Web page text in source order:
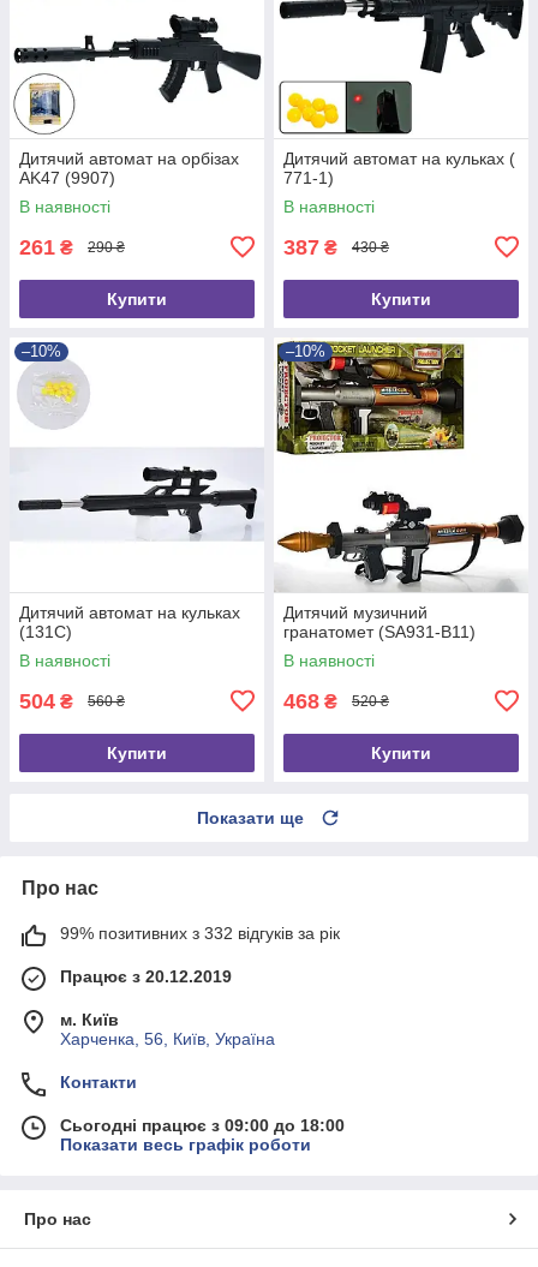
Дитячий автомат на орбізах
AK47 (9907)
В наявності
261 ₴ 290 ₴
Купити
Дитячий автомат на кульках (
771-1)
В наявності
387 ₴ 430 ₴
Купити
–10%
Дитячий автомат на кульках
(131C)
В наявності
504 ₴ 560 ₴
Купити
–10%
Дитячий музичний
гранатомет (SA931-B11)
В наявності
468 ₴ 520 ₴
Купити
Показати ще
Про нас
99% позитивних з 332 відгуків за рік
Працює з 20.12.2019
м. Київ
Харченка, 56, Київ, Україна
Контакти
Сьогодні працює з 09:00 до 18:00
Показати весь графік роботи
Про нас